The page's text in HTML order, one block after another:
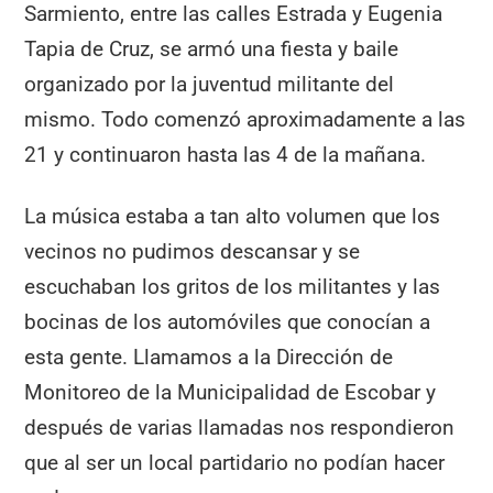
Sarmiento, entre las calles Estrada y Eugenia
Tapia de Cruz, se armó una fiesta y baile
organizado por la juventud militante del
mismo. Todo comenzó aproximadamente a las
21 y continuaron hasta las 4 de la mañana.
La música estaba a tan alto volumen que los
vecinos no pudimos descansar y se
escuchaban los gritos de los militantes y las
bocinas de los automóviles que conocían a
esta gente. Llamamos a la Dirección de
Monitoreo de la Municipalidad de Escobar y
después de varias llamadas nos respondieron
que al ser un local partidario no podían hacer